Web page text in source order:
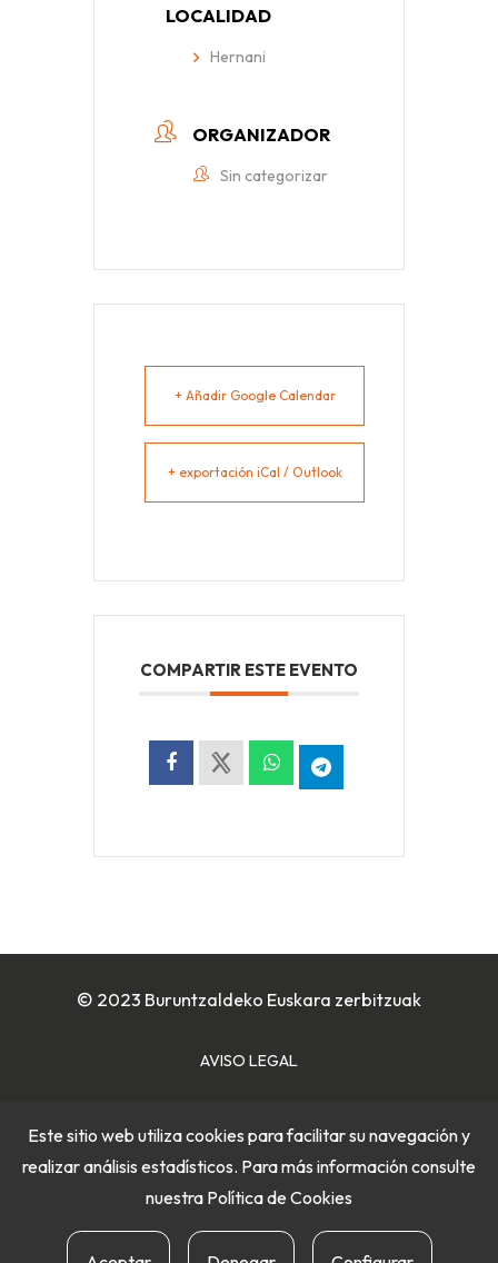
LOCALIDAD
Hernani
ORGANIZADOR
Sin categorizar
+ Añadir Google Calendar
+ exportación iCal / Outlook
COMPARTIR ESTE EVENTO
© 2023 Buruntzaldeko Euskara zerbitzuak
AVISO LEGAL
POLÍTICA DE PRIVACIDAD
Este sitio web utiliza cookies para facilitar su navegación y
realizar análisis estadísticos. Para más información consulte
nuestra Política de Cookies